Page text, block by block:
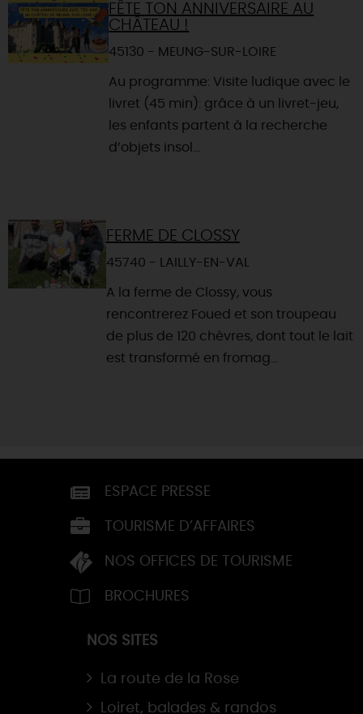
FÊTE TON ANNIVERSAIRE AU
CHÂTEAU !
45130 - MEUNG-SUR-LOIRE
Au programme: Visite ludique avec le
livret (45 min): grâce à un livret-jeu,
les enfants partent à la recherche
d’objets insol...
FERME DE CLOSSY
45740 - LAILLY-EN-VAL
A la ferme de Clossy, vous
rencontrerez Foued et son troupeau
de plus de 120 chèvres, dont tout le lait
est transformé en fromag...
ESPACE PRESSE
TOURISME D’AFFAIRES
NOS OFFICES DE TOURISME
BROCHURES
NOS SITES
La route de la Rose
Loiret, balades & randos